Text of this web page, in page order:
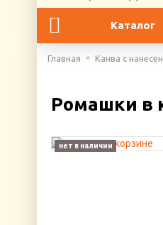
Каталог
Главная Канва с
Ромашки в
нет в наличии